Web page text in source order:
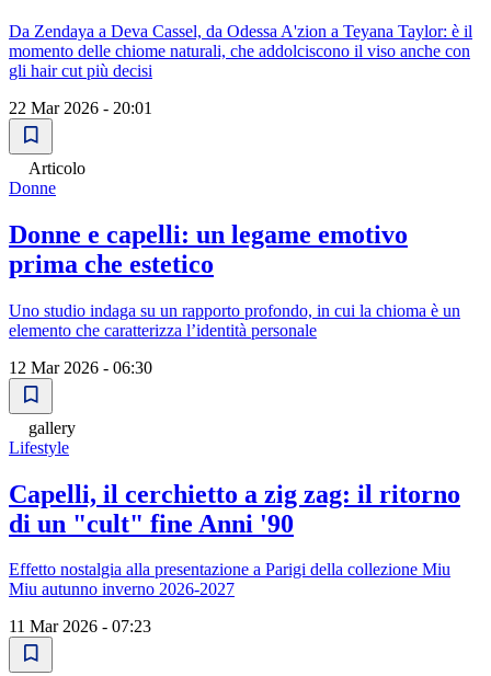
Da Zendaya a Deva Cassel, da Odessa A'zion a Teyana Taylor: è il
momento delle chiome naturali, che addolciscono il viso anche con
gli hair cut più decisi
22 Mar 2026 - 20:01
Articolo
Donne
Donne e capelli: un legame emotivo
prima che estetico
Uno studio indaga su un rapporto profondo, in cui la chioma è un
elemento che caratterizza l’identità personale
12 Mar 2026 - 06:30
gallery
Lifestyle
Capelli, il cerchietto a zig zag: il ritorno
di un "cult" fine Anni '90
Effetto nostalgia alla presentazione a Parigi della collezione Miu
Miu autunno inverno 2026-2027
11 Mar 2026 - 07:23